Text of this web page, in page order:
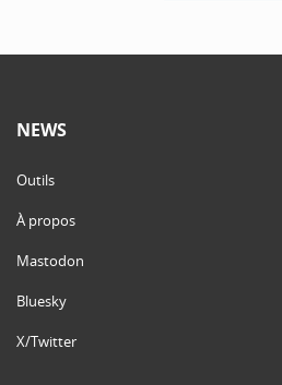
NEWS
Outils
À propos
Mastodon
Bluesky
X/Twitter